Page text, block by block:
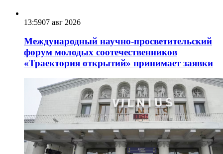
13:5907 авг 2026
Международный научно-просветительский
форум молодых соотечественников
«Траектория открытий» принимает заявки